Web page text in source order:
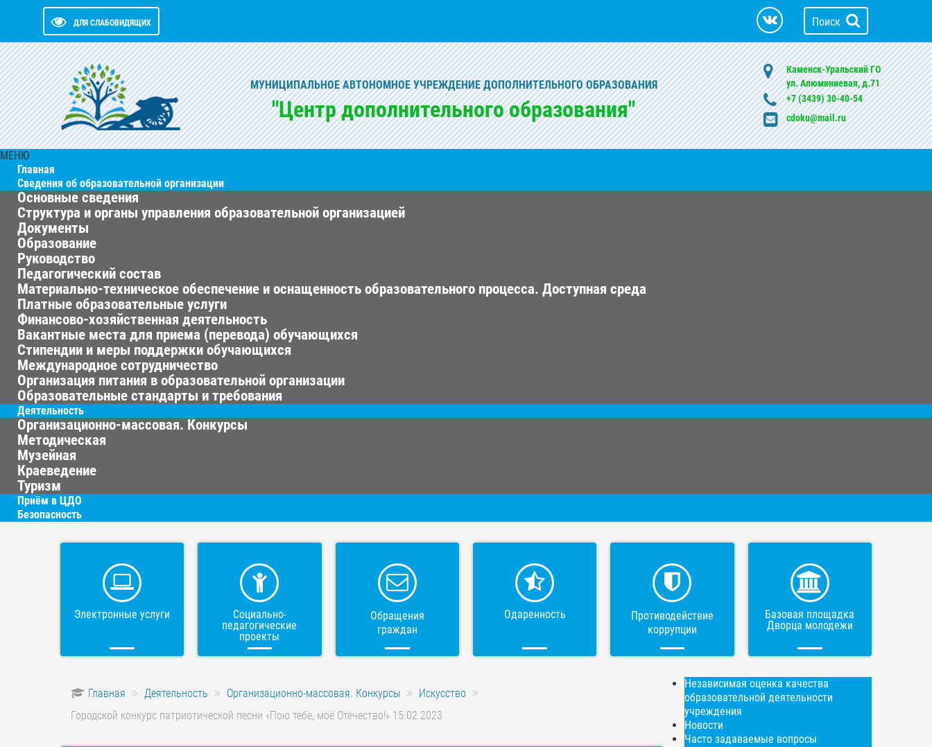
ДЛЯ СЛАБОВИДЯЩИХ Поиск
МУНИЦИПАЛЬНОЕ АВТОНОМНОЕ УЧРЕЖДЕНИЕ ДОПОЛНИТЕЛЬНОГО ОБРАЗОВАНИЯ
"Центр дополнительного образования"
Каменск-Уральский ГО
ул. Алюминиевая, д.71
+7 (3439) 30-40-54
cdoku@mail.ru
МЕНЮ
Главная
Сведения об образовательной организации
Основные сведения
Структура и органы управления образовательной организацией
Документы
Образование
Руководство
Педагогический состав
Материально-техническое обеспечение и оснащенность образовательного процесса. Доступная среда
Платные образовательные услуги
Финансово-хозяйственная деятельность
Вакантные места для приема (перевода) обучающихся
Стипендии и меры поддержки обучающихся
Международное сотрудничество
Организация питания в образовательной организации
Образовательные стандарты и требования
Деятельность
Организационно-массовая. Конкурсы
Методическая
Музейная
Краеведение
Туризм
Приём в ЦДО
Безопасность
Электронные услуги
Социально-
педагогические
проекты
Обращения
граждан
Одаренность
Противодействие
коррупции
Базовая площадка
Дворца молодежи
Главная Деятельность Организационно-массовая. Конкурсы
Искусство
Городской конкурс патриотической песни «Пою тебе, моё Отечество!» 15.02.2023
Независимая оценка качества
образовательной деятельности
учреждения
Новости
Часто задаваемые вопросы